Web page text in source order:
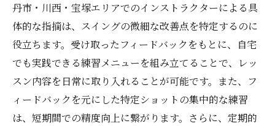
丹市・川西・宝塚エリアでのインストラクターによる具
体的な指摘は、スイングの微細な改善点を特定するのに
役立ちます。受け取ったフィードバックをもとに、自宅
でも実践できる練習メニューを組み立てることで、レッ
スン内容を日常に取り入れることが可能です。また、フ
ィードバックを元にした特定ショットの集中的な練習
は、短期間での精度向上に繋がります。さらに、定期的